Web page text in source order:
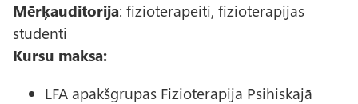
Mērķauditorija: fizioterapeiti, fizioterapijas
studenti
Kursu maksa:
LFA apakšgrupas Fizioterapija Psihiskajā